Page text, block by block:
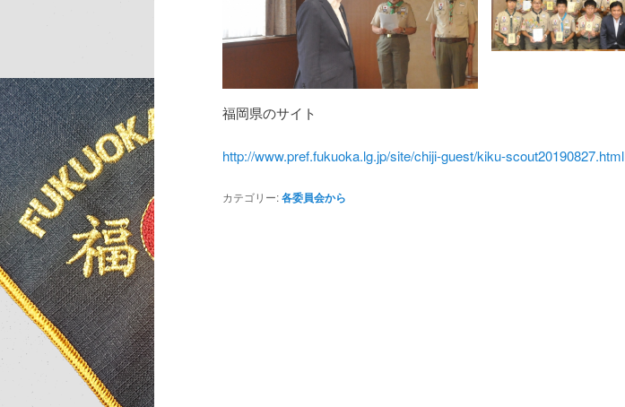
福岡県のサイト
http://www.pref.fukuoka.lg.jp/site/chiji-guest/kiku-scout20190827.html
カテゴリー:各委員会から